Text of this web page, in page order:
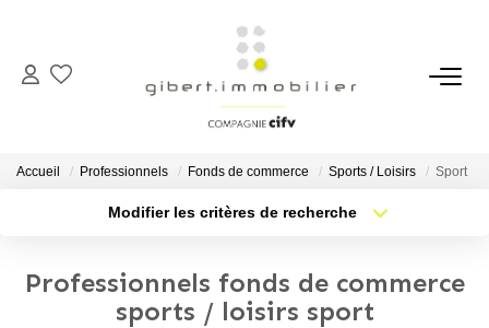
ACHETER
Maisons
Parkings
Immeubles
Accueil Professionnels Fonds de commerce Sports / Loisirs Sport
Modifier les critères de recherche
Type de bien
Nb pièces min.
Professionnels fonds de commerce
sports / loisirs sport